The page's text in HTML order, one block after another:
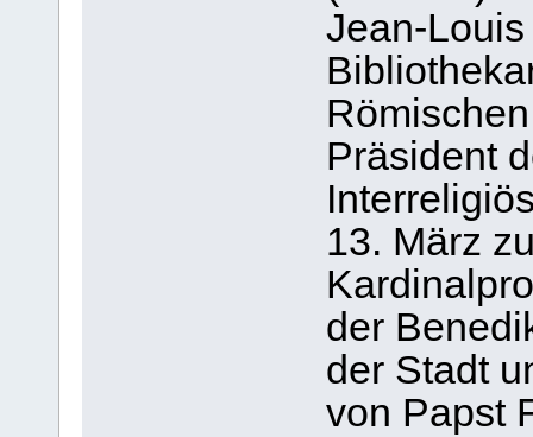
Jean-
Präsident
13. März
der
der Stadt
von Papst